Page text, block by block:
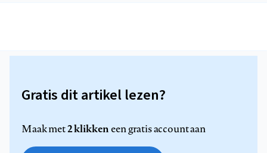
Gratis dit artikel lezen?
Maak met2 klikkeneen gratis account aan